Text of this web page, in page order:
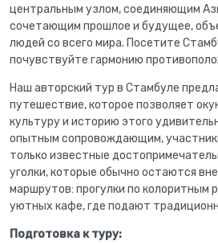
центральным узлом, соединяющим
сочетающим прошлое и будущее,
людей со всего мира. Посетите
почувствуйте гармонию
Наш авторский тур в Стамбуле
путешествие, которое позволяет
культуру и историю этого
опытным сопровождающим,
только известные
уголки, которые обычно остаются
маршрутов: прогулки по колоритным
уютных кафе, где подают
Подготовка к туру: